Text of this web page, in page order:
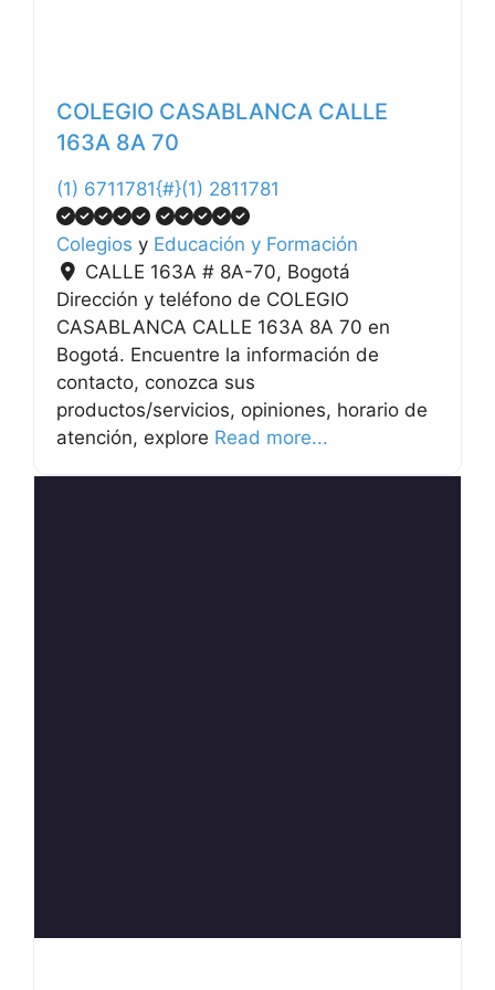
COLEGIO CASABLANCA CALLE
163A 8A 70
(1) 6711781{#}(1) 2811781
Colegios y Educación y Formación
CALLE 163A # 8A-70, Bogotá
Dirección y teléfono de COLEGIO
CASABLANCA CALLE 163A 8A 70 en
Bogotá. Encuentre la información de
contacto, conozca sus
productos/servicios, opiniones, horario de
atención, explore Read more...